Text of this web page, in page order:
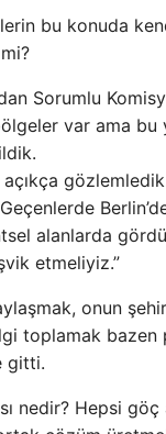
bu konuda
Sorumlu
var ama
açıkça
alanlarda
etmeliyiz.”
onun
toplamak
gitti.
nedir? Hepsi